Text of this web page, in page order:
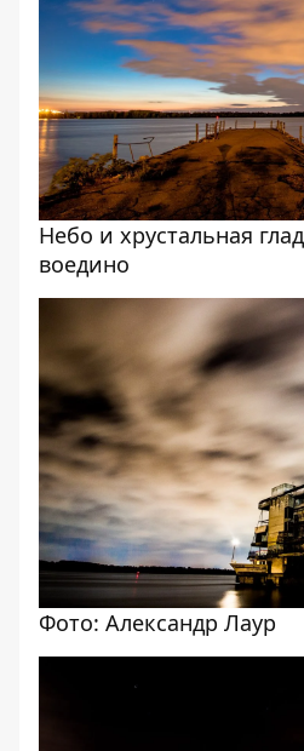
Небо и хрустальная
воедино
Фото: Александр Лаур